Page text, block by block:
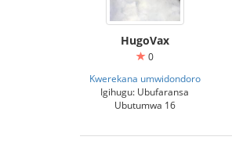
HugoVax
0
Kwerekana umwidondoro
Igihugu: Ubufaransa
Ubutumwa 16